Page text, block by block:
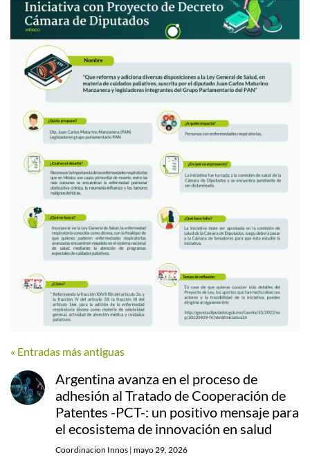
« Entradas más antiguas
Argentina avanza en el proceso de
adhesión al Tratado de Cooperación de
Patentes -PCT-: un positivo mensaje para
el ecosistema de innovación en salud
Coordinacion Innos | mayo 29, 2026